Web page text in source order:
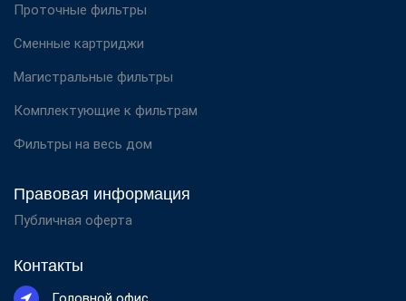
Проточные фильтры
Сменные картриджи
Магистральные фильтры
Комплектующие к фильтрам
Фильтры на весь дом
Правовая информация
Публичная оферта
Контакты